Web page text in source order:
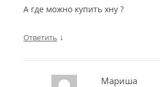
А где можно купить хну ?
Ответить ↓
Мариша